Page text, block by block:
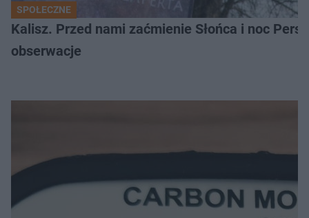
SPOŁECZNE
Kalisz. Przed nami zaćmienie Słońca i noc
obserwacje